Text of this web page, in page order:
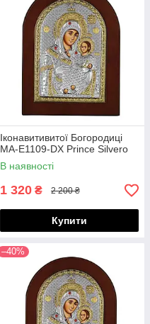
Іконавитивитої Богородиці
MA-E1109-DX Prince Silvero
В наявності
1 320 ₴ 2 200 ₴
Купити
–40%